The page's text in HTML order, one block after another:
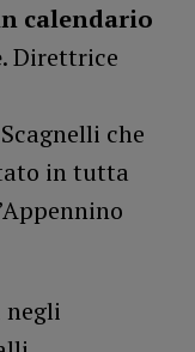
calendario
. Direttrice
che
in tutta
negli